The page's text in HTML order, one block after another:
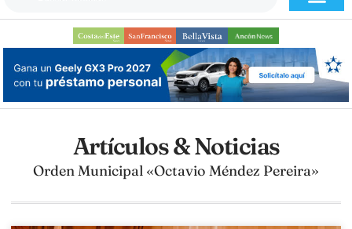
Artículos & Noticias
Orden Municipal «Octavio Méndez Pereira»